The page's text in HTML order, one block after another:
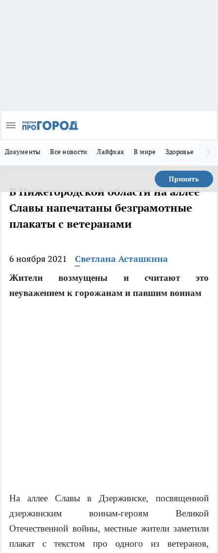
Документы Все новости Лайфхак В мире Здоровье
Принять
В Нижегородской области на аллее
Славы напечатаны безграмотные
плакаты с ветеранами
6 ноября 2021 Светлана Асташкина
Жители возмущены и считают это
неуважением к горожанам и павшим воинам
На аллее Славы в Дзержинске, посвященной
дзержинским воинам-героям Великой
Отечественной войны, местные жители заметили
плакат с текстом про одного из ветеранов,